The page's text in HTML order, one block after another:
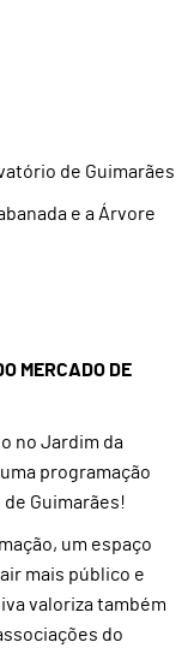
de Guimarães
e a Árvore
MERCADO DE
no Jardim da
programação
Guimarães!
um espaço
mais público e
valoriza também
do